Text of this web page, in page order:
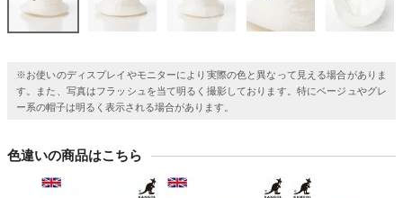
※お使いのディスプレイやモニターにより実際の色と異なって見える場合がありま
す。また、写真はフラッシュを当て明るく撮影しております。特にベージュやグレ
ー系の帽子は明るく表示される場合があります。
色違いの商品はこちら